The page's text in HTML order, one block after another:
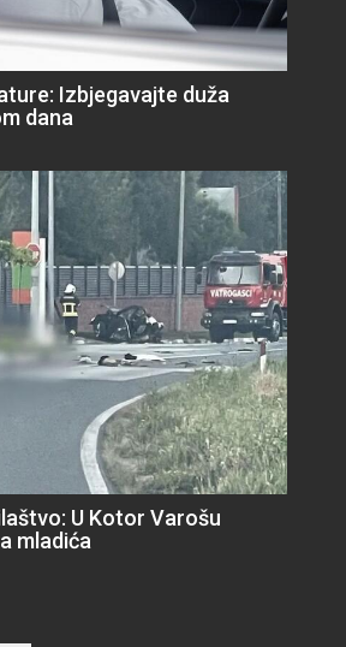
Izbjegavajte duža
dana
U Kotor Varošu
mladića